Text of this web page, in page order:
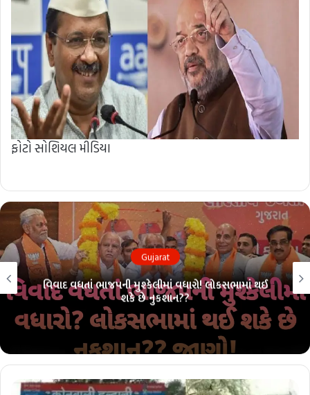
ફોટો સોશિયલ મીડિયા
Gujarat
વિવાદ વધતાં ભાજપની મુશ્કેલીમાં વધારો! લોકસભામાં થઈ
શકે છે નુકશાન??